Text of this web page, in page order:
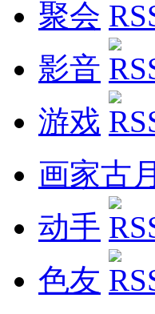
聚会
影音
游戏
画家古月
动手
色友